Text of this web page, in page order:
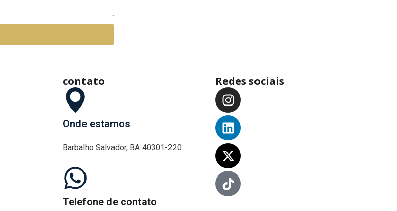
contato
Onde estamos
Barbalho Salvador, BA 40301-220
Telefone de contato
Redes sociais